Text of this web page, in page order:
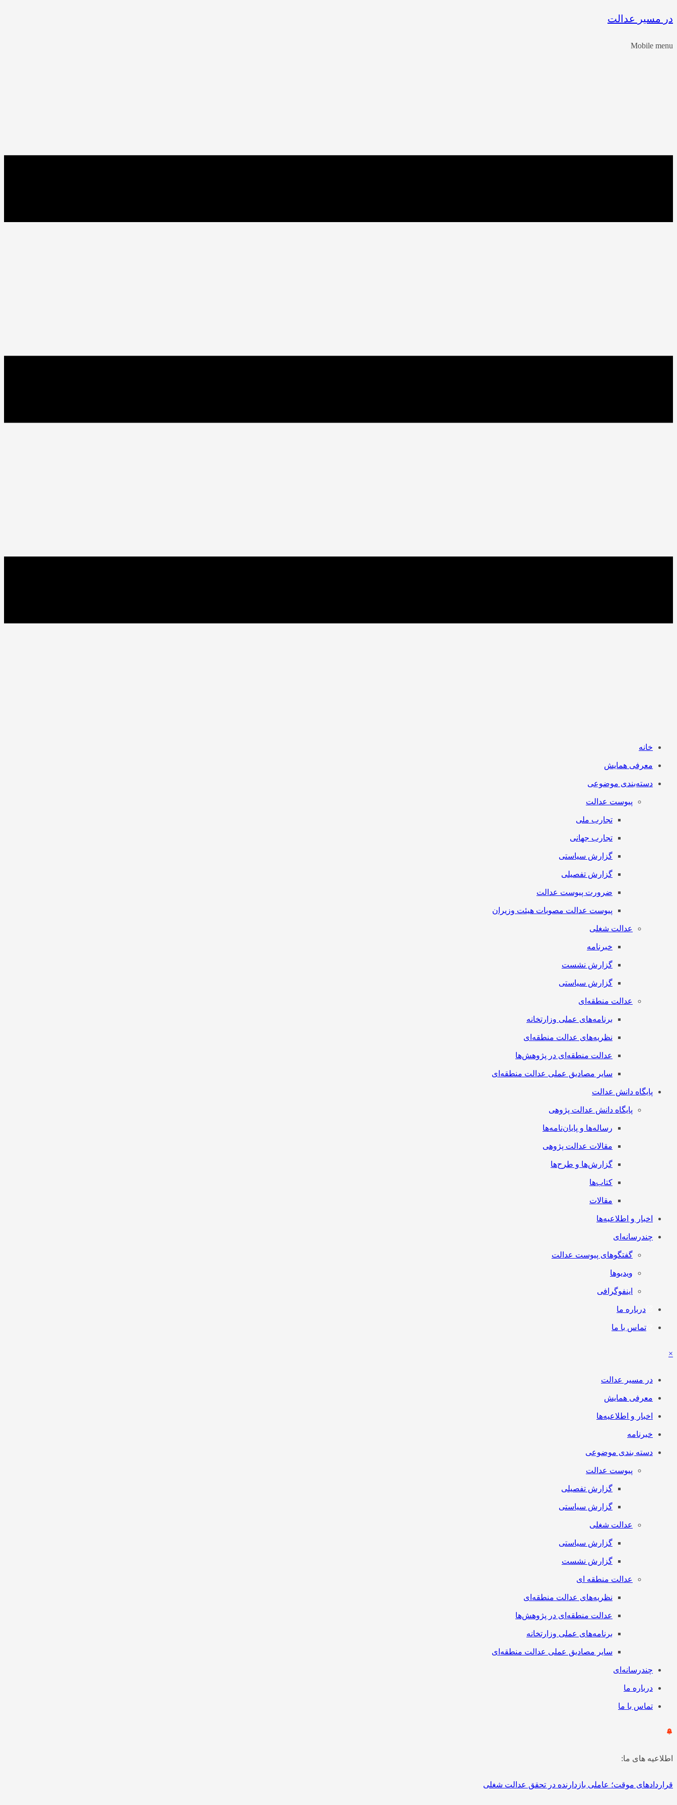
در مسیر عدالت
Mobile menu
خانه
معرفی همایش
دسته‌بندی موضوعی
پیوست عدالت
تجارب ملی
تجارب جهانی
گزارش سیاستی
گزارش تفصیلی
ضرورت پیوست عدالت
پیوست عدالت مصوبات هیئت وزیران
عدالت شغلی
خبرنامه
گزارش نشست
گزارش سیاستی
عدالت منطقه‌ای
برنامه‌های عملی وزارتخانه
نظریه‌های عدالت منطقه‌ای
عدالت منطقه‌ای در پژوهش‌ها
سایر مصادیق عملی عدالت منطقه‌ای
پایگاه دانش عدالت
پایگاه دانش عدالت پژوهی
رساله‌ها و پایان‌نامه‌ها
مقالات عدالت پژوهی
گزارش‌ها و طرح‌ها
کتاب‌ها
مقالات
اخبار و اطلاعیه‌ها
چندرسانه‌ای
گفتگوهای پیوست عدالت
ویدیوها
اینفوگرافی
درباره ما
تماس با ما
×
در مسیر عدالت
معرفی همایش
اخبار و اطلاعیه‌ها
خبرنامه
دسته بندی موضوعی
پیوست عدالت
گزارش تفصیلی
گزارش سیاستی
عدالت شغلی
گزارش سیاستی
گزارش نشست
عدالت منطقه ای
نظریه‌های عدالت منطقه‌ای
عدالت منطقه‌ای در پژوهش‌ها
برنامه‌های عملی وزارتخانه
سایر مصادیق عملی عدالت منطقه‌ای
چندرسانه‌ای
درباره ما
تماس با ما
اطلاعیه های ما:
قراردادهای موقت؛ عاملی بازدارنده در تحقق عدالت شغلی